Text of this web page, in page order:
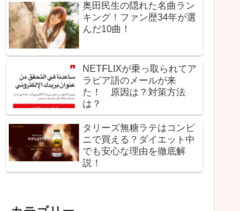
奥田民生の隠れた名曲ラン
キング！ファン歴34年が選
んだ10曲！
NETFLIXが乗っ取られてア
ラビア語のメールが来
た！ 原因は？対策方法
は？
タリーズ無糖ラテはコンビ
ニで買える？ダイエット中
でも安心な理由を徹底解
説！